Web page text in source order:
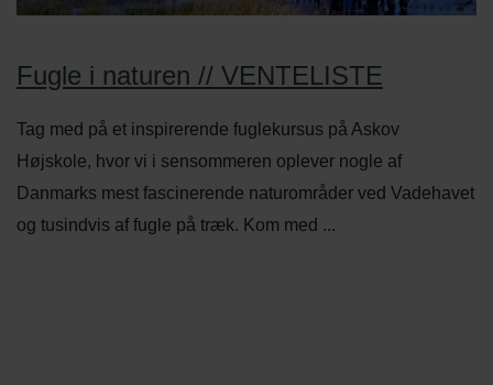
Fugle i naturen // VENTELISTE
Tag med på et inspirerende fuglekursus på Askov
Højskole, hvor vi i sensommeren oplever nogle af
Danmarks mest fascinerende naturområder ved Vadehavet
og tusindvis af fugle på træk. Kom med ...